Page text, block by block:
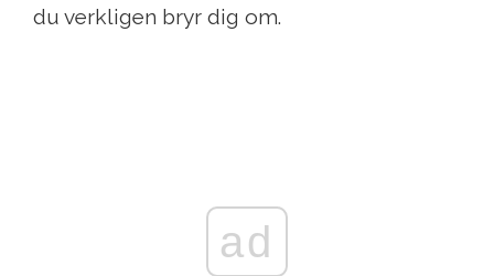
du verkligen bryr dig om.
ad